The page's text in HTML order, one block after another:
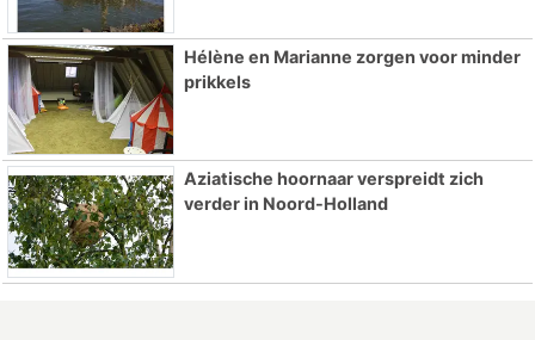
Hélène en Marianne zorgen voor minder
prikkels
Aziatische hoornaar verspreidt zich
verder in Noord-Holland